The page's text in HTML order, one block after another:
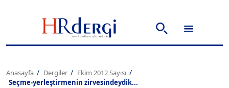
Anasayfa Dergiler
Ekim 2012 Sayısı
Seçme-yerleştirmenin zirvesindeydik...